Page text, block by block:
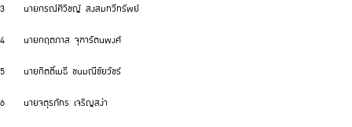
3 นายกรณ์ศิวิชญ์ สงสมทวีทรัพย์
4 นายกฤตภาส จุฑารัตนพงศ์
5 นายกิตติ์เมธี ชนมณีชัยวัชร์
6 นายจตุรภัทร เจริญสง่า